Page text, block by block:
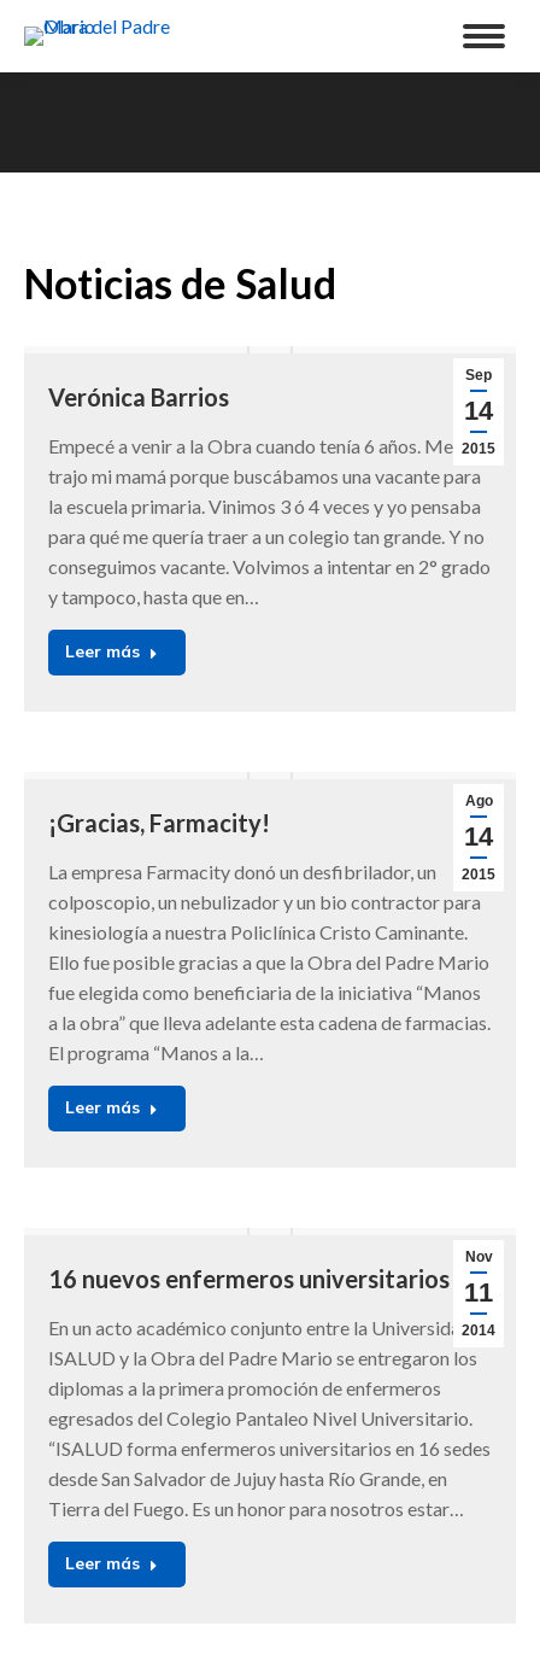
Noticias de Salud
Sep
14
2015
Verónica Barrios
Empecé a venir a la Obra cuando tenía 6 años. Me
trajo mi mamá porque buscábamos una vacante para
la escuela primaria. Vinimos 3 ó 4 veces y yo pensaba
para qué me quería traer a un colegio tan grande. Y no
conseguimos vacante. Volvimos a intentar en 2° grado
y tampoco, hasta que en…
Leer más
Ago
14
2015
¡Gracias, Farmacity!
La empresa Farmacity donó un desfibrilador, un
colposcopio, un nebulizador y un bio contractor para
kinesiología a nuestra Policlínica Cristo Caminante.
Ello fue posible gracias a que la Obra del Padre Mario
fue elegida como beneficiaria de la iniciativa “Manos
a la obra” que lleva adelante esta cadena de farmacias.
El programa “Manos a la…
Leer más
Nov
11
2014
16 nuevos enfermeros universitarios
En un acto académico conjunto entre la Universidad
ISALUD y la Obra del Padre Mario se entregaron los
diplomas a la primera promoción de enfermeros
egresados del Colegio Pantaleo Nivel Universitario.
“ISALUD forma enfermeros universitarios en 16 sedes
desde San Salvador de Jujuy hasta Río Grande, en
Tierra del Fuego. Es un honor para nosotros estar…
Leer más